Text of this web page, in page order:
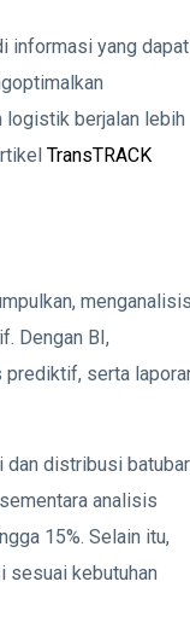
informasi yang dapat
logistik berjalan lebih
TransTRACK
Dengan BI,
prediktif, serta
distribusi
analisis
15%. Selain itu,
sesuai kebutuhan